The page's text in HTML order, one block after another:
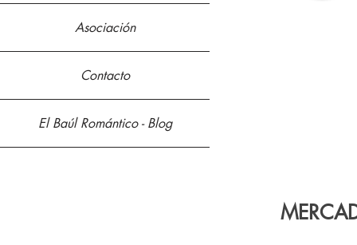
Asociación
Contacto
El Baúl Romántico - Blog